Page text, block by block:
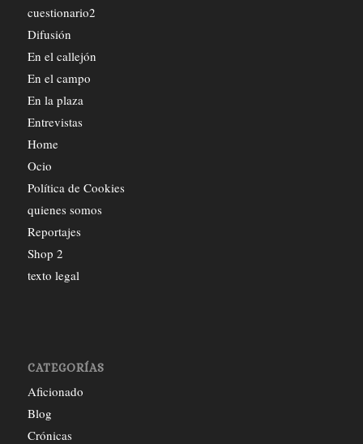
cuestionario2
Difusión
En el callejón
En el campo
En la plaza
Entrevistas
Home
Ocio
Política de Cookies
quienes somos
Reportajes
Shop 2
texto legal
CATEGORÍAS
Aficionado
Blog
Crónicas